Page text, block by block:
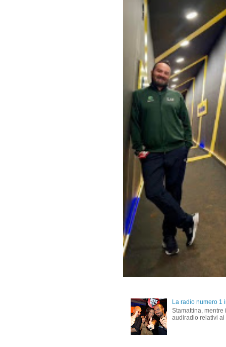
La radio numero 1
Stamattina,
audiradio relativi ai